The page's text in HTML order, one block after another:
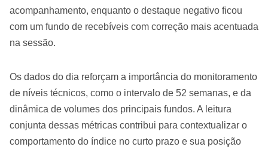
acompanhamento, enquanto o destaque negativo ficou
com um fundo de recebíveis com correção mais acentuada
na sessão.
Os dados do dia reforçam a importância do monitoramento
de níveis técnicos, como o intervalo de 52 semanas, e da
dinâmica de volumes dos principais fundos. A leitura
conjunta dessas métricas contribui para contextualizar o
comportamento do índice no curto prazo e sua posição